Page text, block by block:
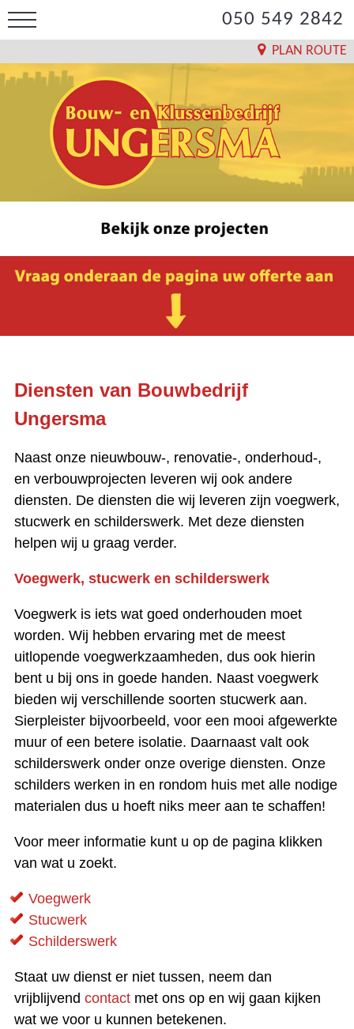
050 549 2842
PLAN ROUTE
Diensten van Bouwbedrijf
Ungersma
Naast onze nieuwbouw-, renovatie-, onderhoud-,
en verbouwprojecten leveren wij ook andere
diensten. De diensten die wij leveren zijn voegwerk,
stucwerk en schilderswerk. Met deze diensten
helpen wij u graag verder.
Voegwerk, stucwerk en schilderswerk
Voegwerk is iets wat goed onderhouden moet
worden. Wij hebben ervaring met de meest
uitlopende voegwerkzaamheden, dus ook hierin
bent u bij ons in goede handen. Naast voegwerk
bieden wij verschillende soorten stucwerk aan.
Sierpleister bijvoorbeeld, voor een mooi afgewerkte
muur of een betere isolatie. Daarnaast valt ook
schilderswerk onder onze overige diensten. Onze
schilders werken in en rondom huis met alle nodige
materialen dus u hoeft niks meer aan te schaffen!
Voor meer informatie kunt u op de pagina klikken
van wat u zoekt.
Voegwerk
Stucwerk
Schilderswerk
Staat uw dienst er niet tussen, neem dan
vrijblijvend contact met ons op en wij gaan kijken
wat we voor u kunnen betekenen.